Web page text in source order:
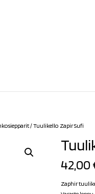
/ Tuulikello Zapir Sufi
42,00
Zaphir